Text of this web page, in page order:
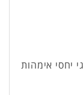
יחסי אימהות